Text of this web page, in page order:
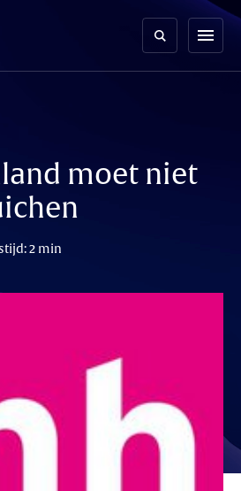
menu
moet niet
2 min